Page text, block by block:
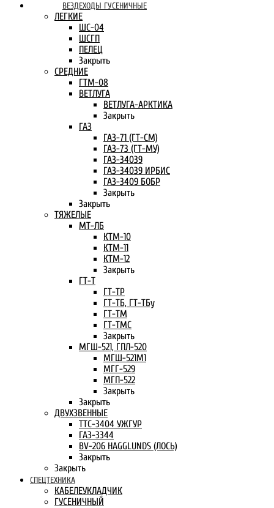
ВЕЗДЕХОДЫ ГУСЕНИЧНЫЕ
ЛЕГКИЕ
ШС-04
ШСГП
ПЕЛЕЦ
Закрыть
СРЕДНИЕ
ГТМ-08
ВЕТЛУГА
ВЕТЛУГА-АРКТИКА
Закрыть
ГАЗ
ГАЗ-71 (ГТ-СМ)
ГАЗ-73 (ГТ-МУ)
ГАЗ-34039
ГАЗ-34039 ИРБИС
ГАЗ-3409 БОБР
Закрыть
Закрыть
ТЯЖЕЛЫЕ
МТ-ЛБ
КТМ-10
КТМ-11
КТМ-12
Закрыть
ГТ-Т
ГТ-ТР
ГТ-ТБ, ГТ-ТБу
ГТ-ТМ
ГТ-ТМС
Закрыть
МГШ-521, ГПЛ-520
МГШ-521М1
МГГ-529
МГП-522
Закрыть
Закрыть
ДВУХЗВЕННЫЕ
ТТС-3404 УЖГУР
ГАЗ-3344
BV-206 HAGGLUNDS (ЛОСЬ)
Закрыть
Закрыть
СПЕЦТЕХНИКА
КАБЕЛЕУКЛАДЧИК
ГУСЕНИЧНЫЙ